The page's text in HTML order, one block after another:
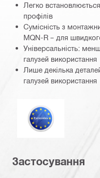
Легко
профілів
Сумісність з
MQN-R – для
Універсальність:
галузей використання
Лише декілька
галузей використання
Єврокод
Застосування